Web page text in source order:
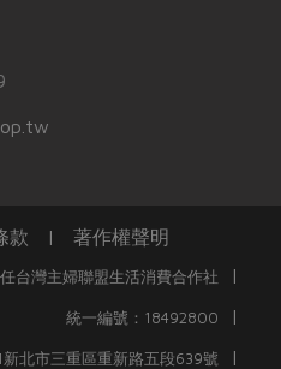
款 | 著作權聲明
台灣主婦聯盟生活消費合作社 |
統一編號：18492800 |
新北市三重區重新路五段639號 |